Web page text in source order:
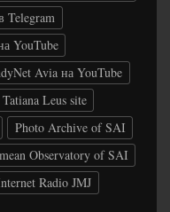
Telegram
YouTube
Avia на YouTube
Tatiana Leus site
Photo Archive of SAI
Observatory of SAI
Radio JMJ